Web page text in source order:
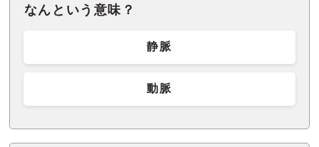
なんという意味？
静脈
動脈